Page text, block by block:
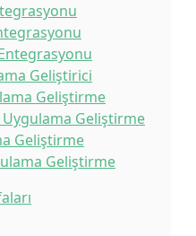
Geliştirici
Geliştirme
Geliştirme
Geliştirme
Geliştirme